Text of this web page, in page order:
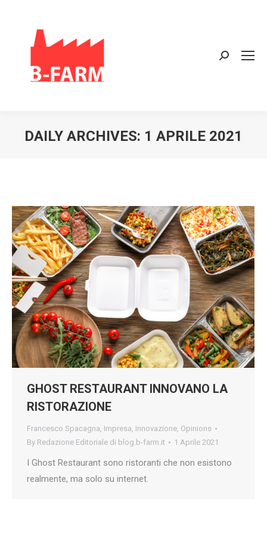
Search:
DAILY ARCHIVES: 1 APRILE 2021
GHOST RESTAURANT INNOVANO LA
RISTORAZIONE
Francesco Spacagna, Impresa, Innovazione, Opinions
By Redazione Editoriale di blog.b-farm.it 1 Aprile 2021
I Ghost Restaurant sono ristoranti che non esistono
realmente, ma solo su internet.